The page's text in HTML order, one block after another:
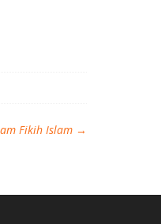
Fikih Islam →